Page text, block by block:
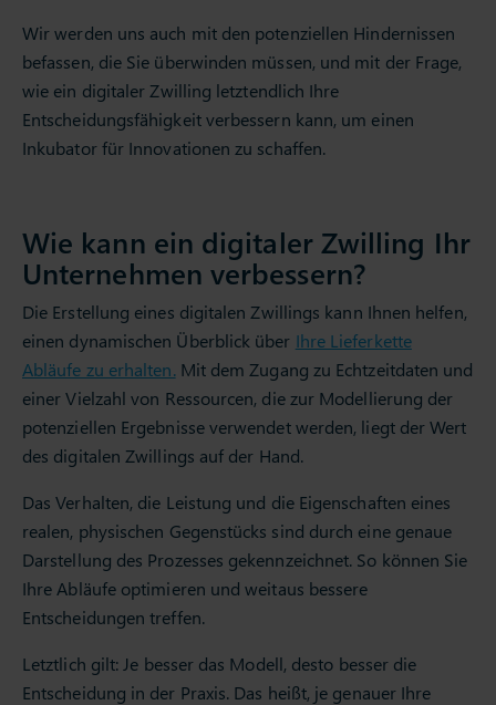
Wir werden uns auch mit den potenziellen Hindernissen
befassen, die Sie überwinden müssen, und mit der Frage,
wie ein digitaler Zwilling letztendlich Ihre
Entscheidungsfähigkeit verbessern kann, um einen
Inkubator für Innovationen zu schaffen.
Wie kann ein digitaler Zwilling Ihr
Unternehmen verbessern?
Die Erstellung eines digitalen Zwillings kann Ihnen helfen,
einen dynamischen Überblick über Ihre Lieferkette
Abläufe zu erhalten.Mit dem Zugang zu Echtzeitdaten und
einer Vielzahl von Ressourcen, die zur Modellierung der
potenziellen Ergebnisse verwendet werden, liegt der Wert
des digitalen Zwillings auf der Hand.
Das Verhalten, die Leistung und die Eigenschaften eines
realen, physischen Gegenstücks sind durch eine genaue
Darstellung des Prozesses gekennzeichnet. So können Sie
Ihre Abläufe optimieren und weitaus bessere
Entscheidungen treffen.
Letztlich gilt: Je besser das Modell, desto besser die
Entscheidung in der Praxis. Das heißt, je genauer Ihre